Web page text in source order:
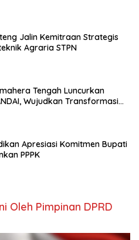
Jalin Kemitraan Strategis
Agraria STPN
Tengah Luncurkan
Wujudkan Transformasi
Apresiasi Komitmen Bupati
PPPK
Oleh Pimpinan DPRD